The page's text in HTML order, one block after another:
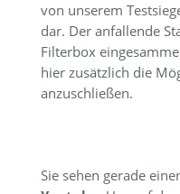
von unserem
dar. Der anfallende
Filterbox
hier zusätzlich die
anzuschließen.
Sie sehen gerade